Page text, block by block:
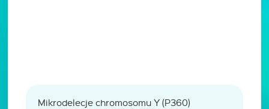
Mikrodelecje chromosomu Y (P360)